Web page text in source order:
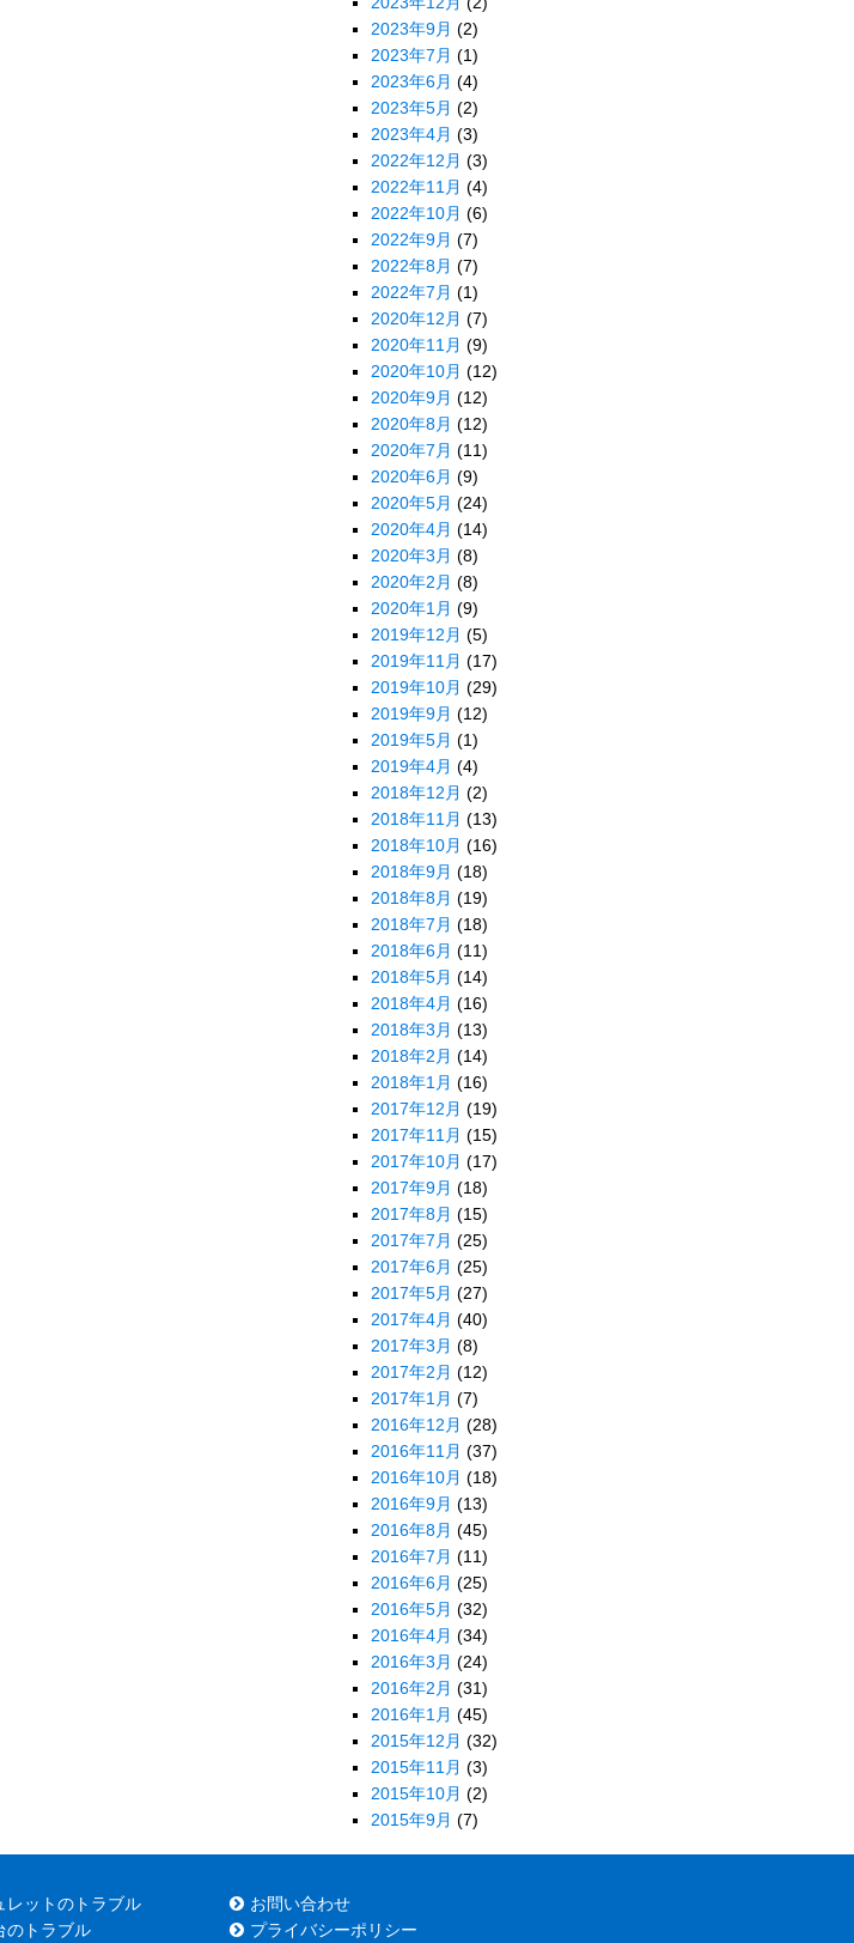
2023年9月 (2)
2023年7月 (1)
2023年6月 (4)
2023年5月 (2)
2023年4月 (3)
2022年12月 (3)
2022年11月 (4)
2022年10月 (6)
2022年9月 (7)
2022年8月 (7)
2022年7月 (1)
2020年12月 (7)
2020年11月 (9)
2020年10月 (12)
2020年9月 (12)
2020年8月 (12)
2020年7月 (11)
2020年6月 (9)
2020年5月 (24)
2020年4月 (14)
2020年3月 (8)
2020年2月 (8)
2020年1月 (9)
2019年12月 (5)
2019年11月 (17)
2019年10月 (29)
2019年9月 (12)
2019年5月 (1)
2019年4月 (4)
2018年12月 (2)
2018年11月 (13)
2018年10月 (16)
2018年9月 (18)
2018年8月 (19)
2018年7月 (18)
2018年6月 (11)
2018年5月 (14)
2018年4月 (16)
2018年3月 (13)
2018年2月 (14)
2018年1月 (16)
2017年12月 (19)
2017年11月 (15)
2017年10月 (17)
2017年9月 (18)
2017年8月 (15)
2017年7月 (25)
2017年6月 (25)
2017年5月 (27)
2017年4月 (40)
2017年3月 (8)
2017年2月 (12)
2017年1月 (7)
2016年12月 (28)
2016年11月 (37)
2016年10月 (18)
2016年9月 (13)
2016年8月 (45)
2016年7月 (11)
2016年6月 (25)
2016年5月 (32)
2016年4月 (34)
2016年3月 (24)
2016年2月 (31)
2016年1月 (45)
2015年12月 (32)
2015年11月 (3)
2015年10月 (2)
2015年9月 (7)
レットのトラブル
のトラブル
お問い合わせ
プライバシーポリシー